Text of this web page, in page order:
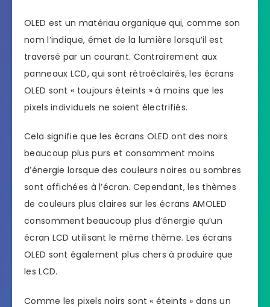
OLED est un matériau organique qui, comme son
nom l’indique, émet de la lumière lorsqu’il est
traversé par un courant. Contrairement aux
panneaux LCD, qui sont rétroéclairés, les écrans
OLED sont « toujours éteints » à moins que les
pixels individuels ne soient électrifiés.
Cela signifie que les écrans OLED ont des noirs
beaucoup plus purs et consomment moins
d’énergie lorsque des couleurs noires ou sombres
sont affichées à l’écran. Cependant, les thèmes
de couleurs plus claires sur les écrans AMOLED
consomment beaucoup plus d’énergie qu’un
écran LCD utilisant le même thème. Les écrans
OLED sont également plus chers à produire que
les LCD.
Comme les pixels noirs sont « éteints » dans un